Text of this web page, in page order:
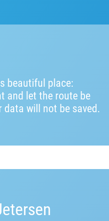
beautiful place:
and let the route be
will not be saved.